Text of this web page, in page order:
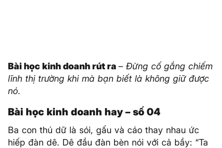
Bài học kinh doanh rút ra – Đừng cố gắng chiếm
lĩnh thị trường khi mà bạn biết là không giữ được
nó.
Bài học kinh doanh hay – số 04
Ba con thú dữ là sói, gấu và cáo thay nhau ức
hiếp đàn dê. Dê đầu đàn bèn nói với cả bầy: “Ta